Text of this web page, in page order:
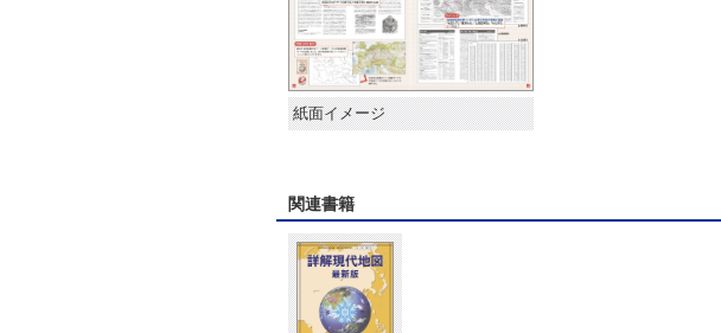
紙面イメージ
関連書籍